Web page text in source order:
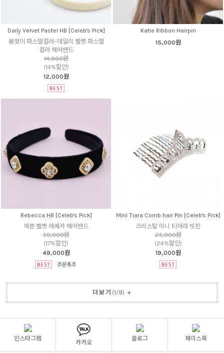
Daily Velvet Pastel HB [Celeb's Pick]
봄맞이 파스텔컬러~데일리 벨벳 파스텔
컬러 헤어밴드
14,000원
(14%할인)
12,000원
Katie Ribbon Hairpin
15,000원
Rebecca HB [Celeb's Pick]
예쁜 벨벳 레베카 헤어밴드
59,000원
(17%할인)
49,000원
Mini Tiara Comb hair Pin [Celeb's Pick]
크리스탈 미니 티아라 빗핀
25,000원
(24%할인)
19,000원
더보기 (1/9) +
인스타그램
카카오
블로그 페이스북